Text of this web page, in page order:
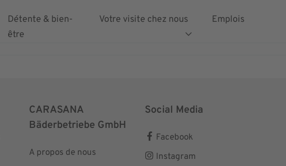
Détente & bien-
être
Votre visite chez nous Emplois
CARASANA
Bäderbetriebe GmbH
A propos de nous
Social Media
Facebook
Instagram